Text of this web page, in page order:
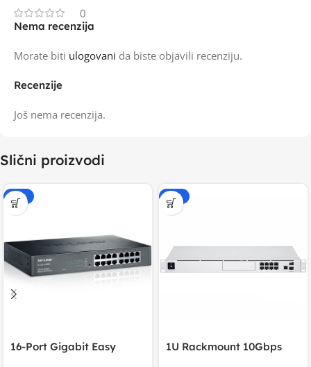
0
Recenzije
Još nema recenzija.
Nema recenzija
Morate biti ulogovani da biste objavili recenziju.
Slični proizvodi
-15%
16-Port Gigabit Easy
-20%
1U Rackmount 10Gbps